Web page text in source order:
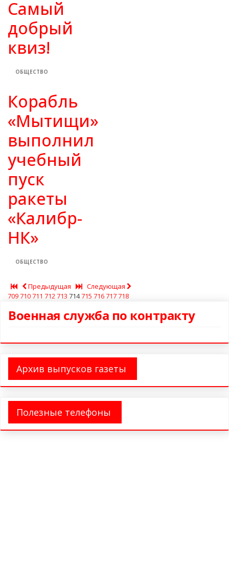
Самый
добрый
квиз!
ОБЩЕСТВО
Корабль
«Мытищи»
выполнил
учебный
пуск
ракеты
«Калибр-
НК»
ОБЩЕСТВО
Предыдущая
Следующая
709710711 712713 714715 716717718
Военная служба по контракту
Архив выпусков газеты
Полезные телефоны